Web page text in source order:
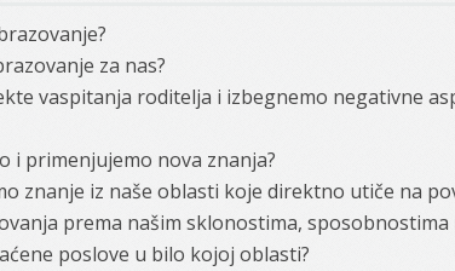
za nas?
vaspitanja roditelja i izbegnemo negativne
i primenjujemo nova znanja?
znanje iz naše oblasti koje direktno utiče na
prema našim sklonostima, sposobnostima
poslove u bilo kojoj oblasti?